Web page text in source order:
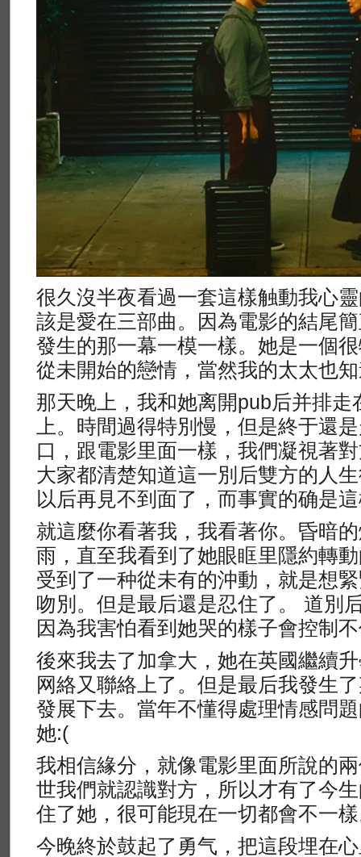
很久沒半夜看過一套這樣触動我心
該是愛在三部曲。因為電影的結尾
發生的那一幕一模一樣。她是一個
從未開始的戀情，當然我的太太也
那天晚上，我和她离開pub后并排
上。時間過得特別慢，但是終于還
口，跟電影里面一樣，我們凝視著
大家都清楚知道這一別后雙方的人
以后再見不到面了，而事實的确是
就這麼你看著我，我看著你。昏暗
雨，直至我看到了她眼眶里隱約轉
受到了一种從未有的沖動，就是想
吻別。但是最后還是忍住了。 道別
因為我害怕看到她哭的樣子會控制
後來我去了加拿大，她在英國繼續
网絡又聯絡上了。但是最后我發生
發展下去。當年不懂得處理情感問
她:(
我相信緣分，就像電影里面所說的
世我們就認識對方，所以才有了今
住了她，很可能現在一切都會不一
今晚終於鼓起了勇气，把這段埋在